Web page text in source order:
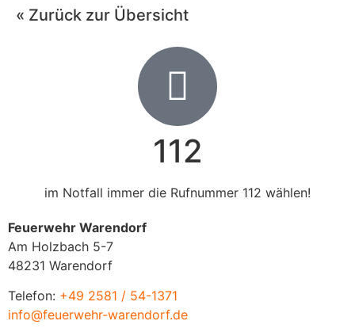
« Zurück zur Übersicht
112
im Notfall immer die Rufnummer 112 wählen!
Feuerwehr Warendorf
Am Holzbach 5-7
48231 Warendorf
Telefon: +49 2581 / 54-1371
info@feuerwehr-warendorf.de